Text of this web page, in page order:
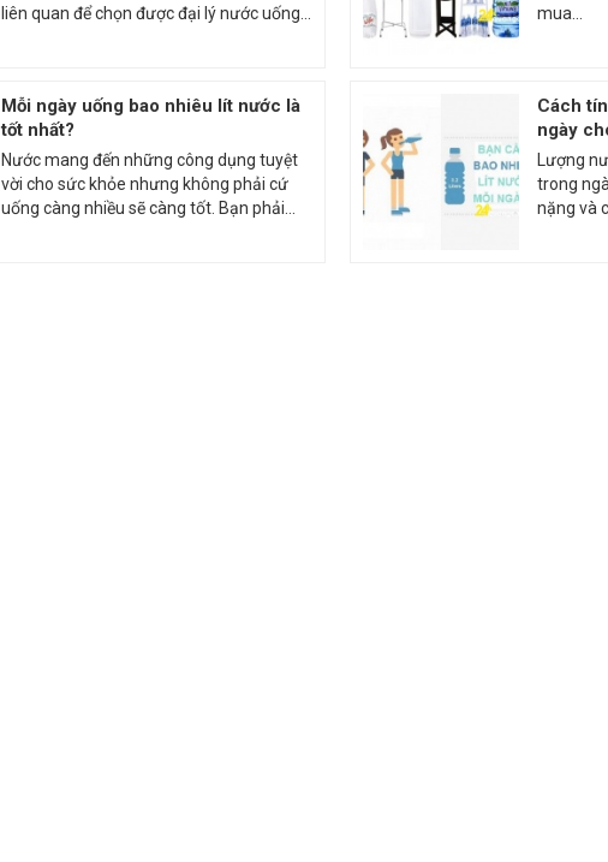
liên quan để chọn được đại lý nước uống...
mua...
Mỗi ngày uống bao nhiêu lít nước là
tốt nhất?
Nước mang đến những công dụng tuyệt
vời cho sức khỏe nhưng không phải cứ
uống càng nhiều sẽ càng tốt. Bạn phải...
Cách
ngày
Lượng
trong
nặng và